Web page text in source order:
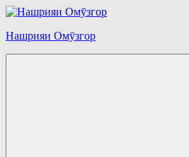
Перейти
содержимому
Нашрияи Омӯзгор